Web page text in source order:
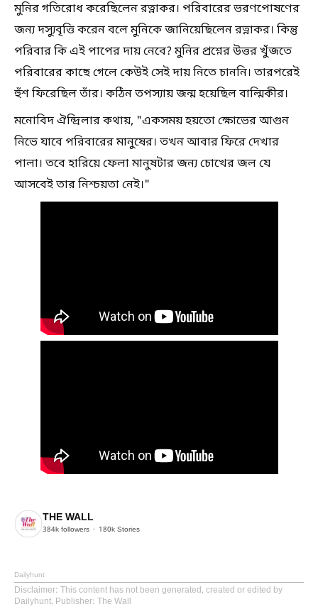
মুনির গতিরোধ করেছিলেন রত্নাকর। পরিবারের ভরণপোষণের
জন্য দস্যুবৃত্তি করেন বলে মুনিকে জানিয়েছিলেন রত্নাকর। কিন্তু
পরিবার কি এই পাপের দায় নেবে? মুনির প্রশ্নের উত্তর খুঁজতে
পরিবারের কাছে গেলে কেউই সেই দায় নিতে চাননি। তারপরেই
হুঁশ ফিরেছিল তাঁর। কঠিন তপস্যায় জন্ম হয়েছিল বাল্মিকীর।
মনোবিদ ঐন্দ্রিলার কথায়, "একসময় হয়তো ক্ষোভের আগুন
নিভে যাবে পরিবারের মানুষের। তখন আবার ফিরে দেখার
পালা। তবে হারিয়ে ফেলা মানুষটার জন্য চোখের জল যে
আসবেই তার নিশ্চয়তা নেই।"
THE WALL
384k followers 180k Stories
Dailyhunt
Disclaimer: This content has not been generated, created or edited by
Dailyhunt. Publisher: The Wall